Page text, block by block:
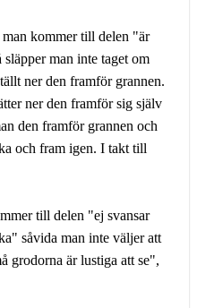
kommer till delen "är
man inte taget om
ner den framför grannen.
ner den framför sig själv
den framför grannen och
och fram igen. I takt till
till delen "ej svansar
såvida man inte väljer att
grodorna är lustiga att se",